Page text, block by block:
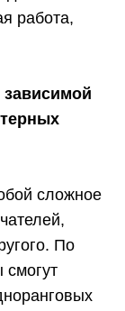
работа,
сложное
По
смогут